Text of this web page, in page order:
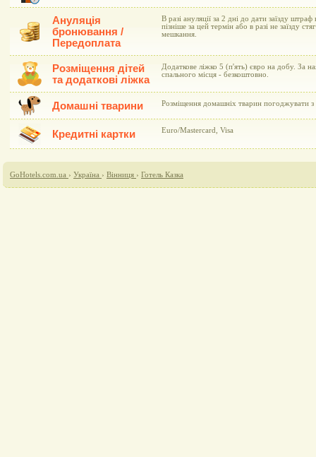
Ануляція
бронювання /
Передоплата
В разі ануляції за 2 дні до дати заїзду штраф
пізніше за цей термін або в разі не заїзду
мешкання.
Розміщення дітей
та додаткові ліжка
Додаткове ліжко 5 (п'ять) євро на добу. За
спального місця - безкоштовно.
Домашні тварини Розміщення домашніх тварин погоджувати з
Кредитні картки Euro/Mastercard, Visa
GoHotels.com.ua › Україна › Вінниця › Готель Казка